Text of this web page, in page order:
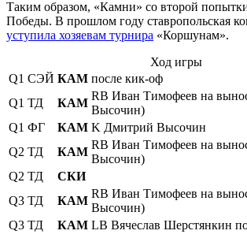
Таким образом, «Камни» со второй
Победы. В прошлом году ставропольская
уступила хозяевам турнира «Коршунам».
Ход игры
Q1 СЭЙ КАМ после кик-оф
Q1 ТД КАМ
RB Иван Тимофеев на
Высочин)
Q1 ФГ КАМ K Дмитрий Высочин
Q2 ТД КАМ
RB Иван Тимофеев на
Высочин)
Q2 ТД
СКИ
Q3 ТД КАМ
RB Иван Тимофеев на
Высочин)
Q3 ТД КАМ LB Вячеслав Шерстянкин